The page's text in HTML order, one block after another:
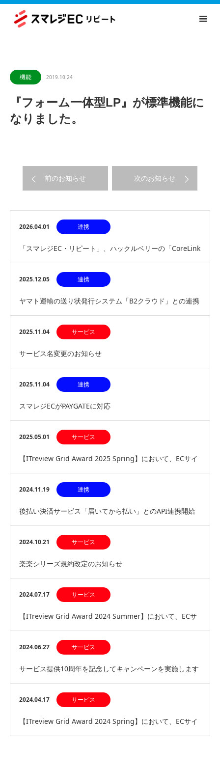
機能 2019.10.24
『フォーム一体型LP』が標準機能に
なりました。
前のお知らせ 次のお知らせ
2026.04.01 連携
「スマレジEC・リピート」、ハックルベリーの「CoreLink
for TikTok Shop」と連…
2025.12.05 連携
ヤマト運輸の送り状発行システム「B2クラウド」との連携
を開始
2025.11.04 サービス
サービス名変更のお知らせ
2025.11.04 連携
スマレジECがPAYGATEに対応
2025.05.01 サービス
【ITreview Grid Award 2025 Spring】において、ECサイ
ト構築サービス部…
2024.11.19 連携
後払い決済サービス「届いてから払い」とのAPI連携開始
～マルチ決済型後払い決済サービスが利用可能に～…
2024.10.21 サービス
楽楽シリーズ規約改定のお知らせ
2024.07.17 サービス
【ITreview Grid Award 2024 Summer】において、ECサ
イト構築サービス部…
2024.06.27 サービス
サービス提供10周年を記念してキャンペーンを実施します
2024.04.17 サービス
【ITreview Grid Award 2024 Spring】において、ECサイ